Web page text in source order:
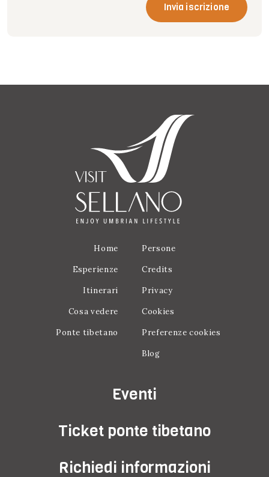
Invia iscrizione
Home
Esperienze
Itinerari
Cosa vedere
Ponte tibetano
Persone
Credits
Privacy
Cookies
Preferenze cookies
Blog
Eventi
Ticket ponte tibetano
Richiedi informazioni